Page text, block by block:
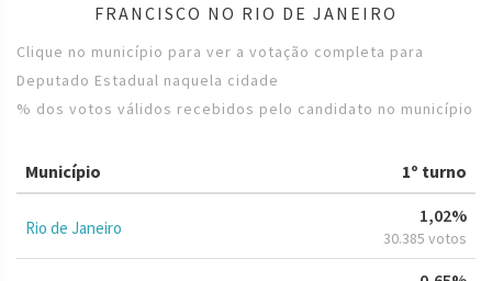
FRANCISCO NO RIO DE JANEIRO
Clique no município para ver a votação completa para
Deputado Estadual naquela cidade
% dos votos válidos recebidos pelo candidato no município
Município 1º turno
Rio de Janeiro
1,02%
30.385 votos